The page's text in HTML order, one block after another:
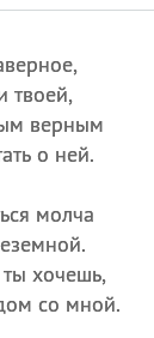
твоей,
верным
о ней.
молча
хочешь,
со мной.